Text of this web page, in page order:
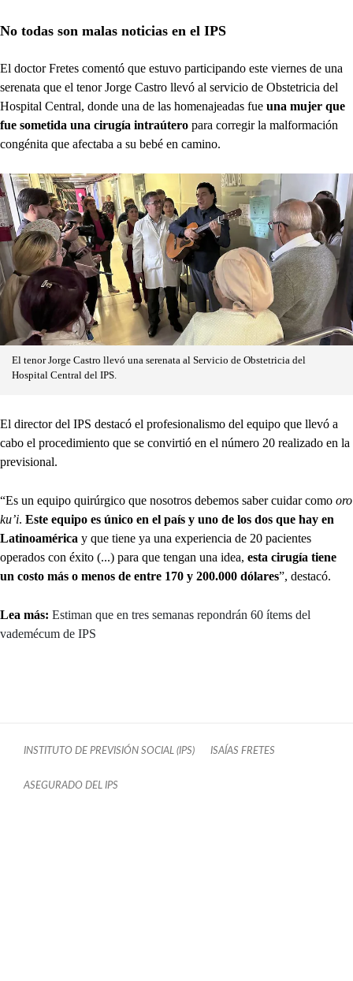
No todas son malas noticias en el IPS
El doctor Fretes comentó que estuvo participando este viernes de una
serenata que el tenor Jorge Castro llevó al servicio de Obstetricia del
Hospital Central, donde una de las homenajeadas fue una mujer que
fue sometida una cirugía intraútero para corregir la malformación
congénita que afectaba a su bebé en camino.
El tenor Jorge Castro llevó una serenata al Servicio de Obstetricia del
Hospital Central del IPS.
El director del IPS destacó el profesionalismo del equipo que llevó a
cabo el procedimiento que se convirtió en el número 20 realizado en la
previsional.
“Es un equipo quirúrgico que nosotros debemos saber cuidar como oro
ku’i. Este equipo es único en el país y uno de los dos que hay en
Latinoamérica y que tiene ya una experiencia de 20 pacientes
operados con éxito (...) para que tengan una idea, esta cirugía tiene
un costo más o menos de entre 170 y 200.000 dólares”, destacó.
Lea más: Estiman que en tres semanas repondrán 60 ítems del
vademécum de IPS
INSTITUTO DE PREVISIÓN SOCIAL (IPS) ISAÍAS FRETES
ASEGURADO DEL IPS